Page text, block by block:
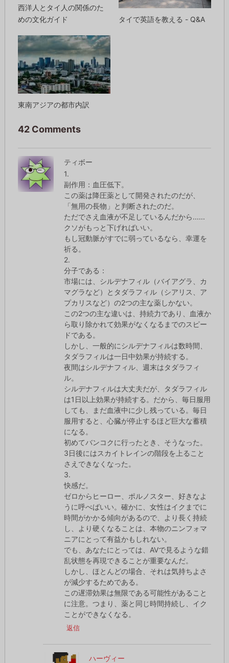
西洋人とタイ人の関係のた
めの文化ガイド
タイで英語を教える - Q&A
東南アジアの都市内訳
42 Comments
ティボー
1.
副作用：血圧低下。
この薬は降圧薬として開発されたのだが、
「無用の長物」と判断されたのだ。
ただでさえ血液が不足しているんだから......
クソがもっと下げればいい。
もし冠動脈がすでに弱っているなら、幸運を
祈る。
2.
分子である：
市場には、シルデナフィル（バイアグラ、カ
マグラなど）とタダラフィル（シアリス、ア
プカリスなど）の2つの主な薬しかない。
この2つの主な違いは、持続力であり、血液か
ら取り除かれて効果がなくなるまでのスピー
ドである。
しかし、一般的にシルデナフィルは数時間、
タダラフィルは一日中効果が持続する。
夜間はシルデナフィル、週末はタダラフィ
ル。
シルデナフィルは大丈夫だが、タダラフィル
は1日以上効果が持続する。だから、毎日服用
しても、まだ血液中に少し残っている。毎日
服用すると、心臓が停止するほど巨大な蓄積
になる。
初めてバンコクに行ったとき、そうなった。
3日後にはスカイトレインの階段を上ること
さえできなくなった。
3.
快感だ。
ゼロからヒーロー、ポルノスター、好きなよ
うに呼べばいい。確かに、女性はイクまでに
時間がかかる傾向があるので、より長く持続
し、より硬くなることは、本物のニンフォマ
ニアにとって有益かもしれない。
でも、あなたにとっては、AVで見るような錯
乱状態を再現できることが重要なんだ。
しかし、ほとんどの場合、それは気持ちよさ
が減少するためである。
この遅滞効果は無限である可能性があること
に注意。つまり、薬と同じ時間持続し、イク
ことができなくなる。
返信
ハーヴィー